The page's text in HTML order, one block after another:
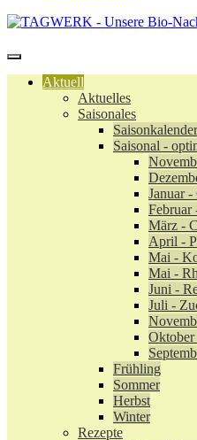
Aktuell
Aktuelles
Saisonales
Saisonkalender
Saisonal -
Januar
Februar
März -
April -
Mai -
Mai -
Juni -
Juli -
Frühling
Sommer
Herbst
Winter
Rezepte